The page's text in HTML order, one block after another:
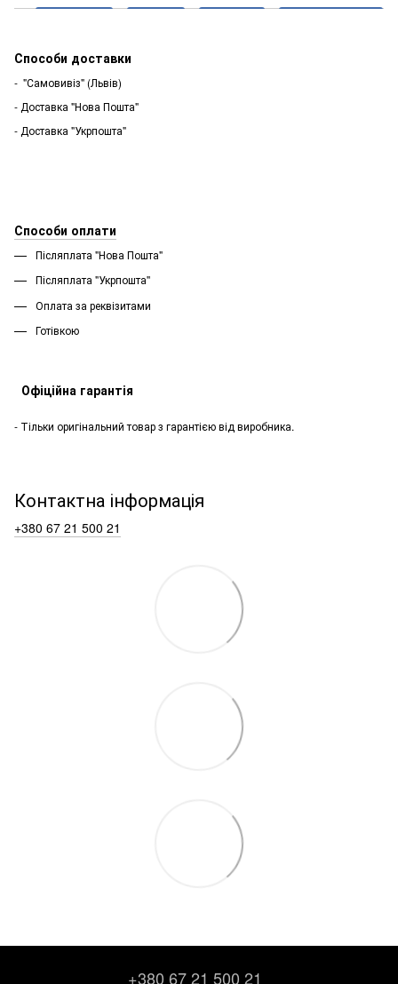
Способи доставки
- "Самовивіз" (Львів)
- Доставка "Нова Пошта"
- Доставка "Укрпошта"
Способи оплати
Післяплата "Нова Пошта"
Післяплата "Укрпошта''
Оплата за реквізитами
Готівкою
Офіційна гарантія
- Тільки оригінальний товар з гарантією від виробника.
Контактна інформація
+380 67 21 500 21
+380 67 21 500 21